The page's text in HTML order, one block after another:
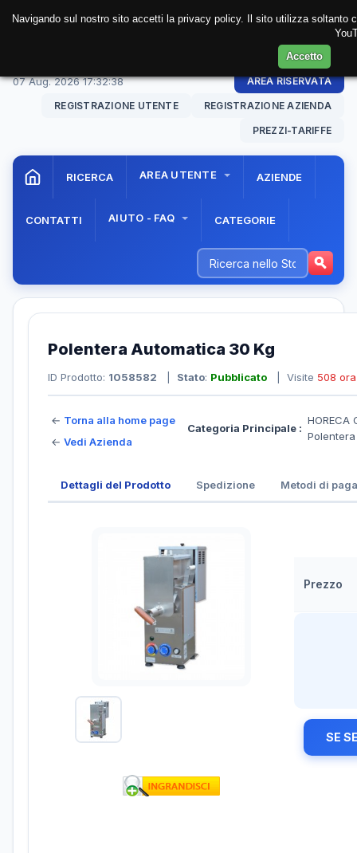
07 Aug. 202617:32:38 AREA RISERVATA
REGISTRAZIONE UTENTE REGISTRAZIONE AZIENDA
PREZZI-TARIFFE
RICERCA AREA UTENTE AZIENDE
CONTATTI AIUTO - FAQ CATEGORIE
Polentera Automatica 30 Kg
ID Prodotto: 1058582 Stato: Pubblicato | Visite 508 ora
← Torna alla home page
← Vedi Azienda
Categoria Principale :
Dettagli del Prodotto Spedizione Metodi di
Prezzo
SE
Navigando sul nostro sito accetti la privacy policy. Il sito utilizza
Accetto